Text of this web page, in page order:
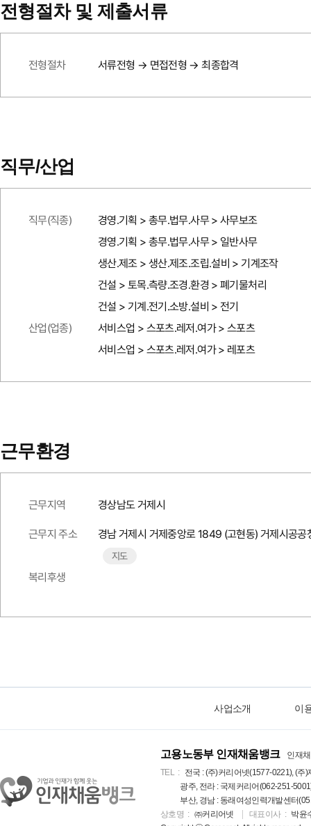
전형절차 및 제출서류
전형절차 서류전형 → 면접전형 → 최종합격
직무/산업
직무(직종)
경영.기획 > 총무.법무.사무 > 사무보조
경영.기획 > 총무.법무.사무 > 일반사무
생산.제조 > 생산.제조.조립.설비 > 기계조작
건설 > 토목.측량.조경.환경 > 폐기물처리
건설 > 기계.전기.소방.설비 > 전기
산업(업종)
서비스업 > 스포츠.레저.여가 > 스포츠
서비스업 > 스포츠.레저.여가 > 레포츠
근무환경
근무지역 경상남도 거제시
근무지 주소 경남 거제시 거제중앙로 1849 (고현동) 거제시공공
지도
복리후생
사업소개 이
고용노동부 인재채움뱅크
인재
TEL
전국 : (주)커리어넷(1577-0221), (
광주, 전라 : 국제커리어(062-251-
부산, 경남 : 동래여성인력개발센터
상호명
㈜커리어넷 대표이사
박윤